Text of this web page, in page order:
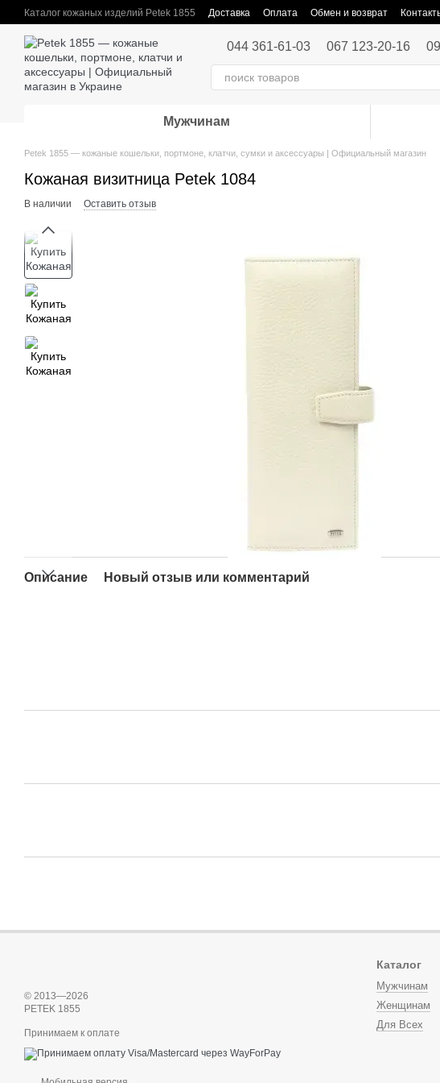
Перейти к основному контенту
Каталог кожаных изделий Petek 1855 Доставка Оплата Обмен и возврат
044 361-61-03 067 123-20-16
Мужчинам
Petek 1855 — кожаные кошельки, портмоне, клатчи, сумки и аксессуары | Официальный магазин
Кожаная визитница Petek 1084
В наличии Оставить отзыв
Описание Новый отзыв или комментарий
© 2013—2026
PETEK 1855
Принимаем к оплате
Каталог
Мужчинам
Женщинам
Для Всех